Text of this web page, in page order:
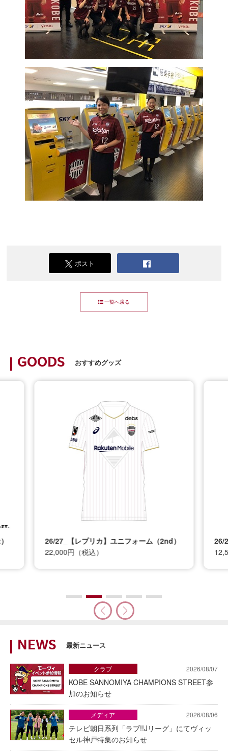
ポスト
一覧へ戻る
GOODS おすすめグッズ
26/27_【レプリカ】ユニフォーム（2nd）
22,000円（税込）
26/
NEWS 最新ニュース
2026/08/07
KOBE SANNOMIYA CHAMPIONS STREET参
加のお知らせ
クラブ
2026/08/06
テレビ朝日系列「ラブ!!Jリーグ」にてヴィッ
セル神戸特集のお知らせ
メディア